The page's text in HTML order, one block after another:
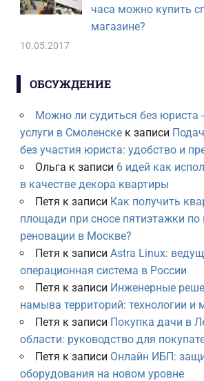
часа можно купить
магазине?
10.05.2017
ОБСУЖДЕНИЕ
Можно ли судиться без юриста
услуги в Смоленскек записи
без участия юриста: удобство и
Ольга к записи 6 идей как
в качестве декора квартиры
Петя к записи Как получить
площади при сносе пятиэтажки
реновации в Москве?
Петя к записи Astra Linux:
операционная система в России
Петя к записи Инженерные
намыва территорий: технологии и
Петя к записи Покупка дачи в
области: руководство для
Петя к записи Онлайн ИБП:
оборудования на новом уровне